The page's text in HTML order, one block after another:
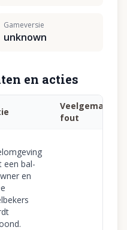
Gameversie
unknown
en acties
Veelgemaakte
fout
een bal-
en